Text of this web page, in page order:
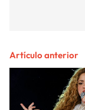
Artículo anterior